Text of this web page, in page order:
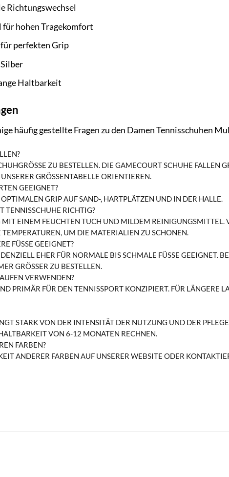
Richtungswechsel
hohen Tragekomfort
perfekten Grip
Haltbarkeit
häufig gestellte Fragen zu den Damen Tennisschuhen
ZU BESTELLEN. DIE GAMECOURT SCHUHE FALLEN
GRÖSSENTABELLE ORIENTIEREN.
GEEIGNET?
GRIP AUF SAND-, HARTPLÄTZEN UND IN DER HALLE.
TENNISSCHUHE RICHTIG?
EINEM FEUCHTEN TUCH UND MILDEM REINIGUNGSMITTEL.
UM DIE MATERIALIEN ZU SCHONEN.
FÜSSE GEEIGNET?
EHER FÜR NORMALE BIS SCHMALE FÜSSE GEEIGNET. BEI
ZU BESTELLEN.
VERWENDEN?
PRIMÄR FÜR DEN TENNISSPORT KONZIPIERT. FÜR LÄNGERE
STARK VON DER INTENSITÄT DER NUTZUNG UND DER PFLEGE
VON 6-12 MONATEN RECHNEN.
FARBEN?
ANDERER FARBEN AUF UNSERER WEBSITE ODER